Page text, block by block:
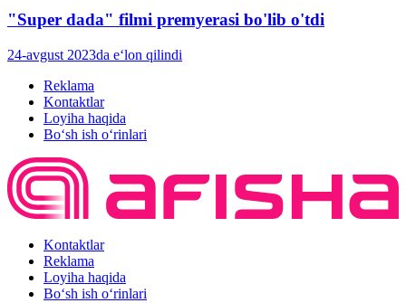
"Super dada" filmi premyerasi bo'lib o'tdi
24-avgust 2023da e‘lon qilindi
Reklama
Kontaktlar
Loyiha haqida
Bo‘sh ish o‘rinlari
Kontaktlar
Reklama
Loyiha haqida
Bo‘sh ish o‘rinlari